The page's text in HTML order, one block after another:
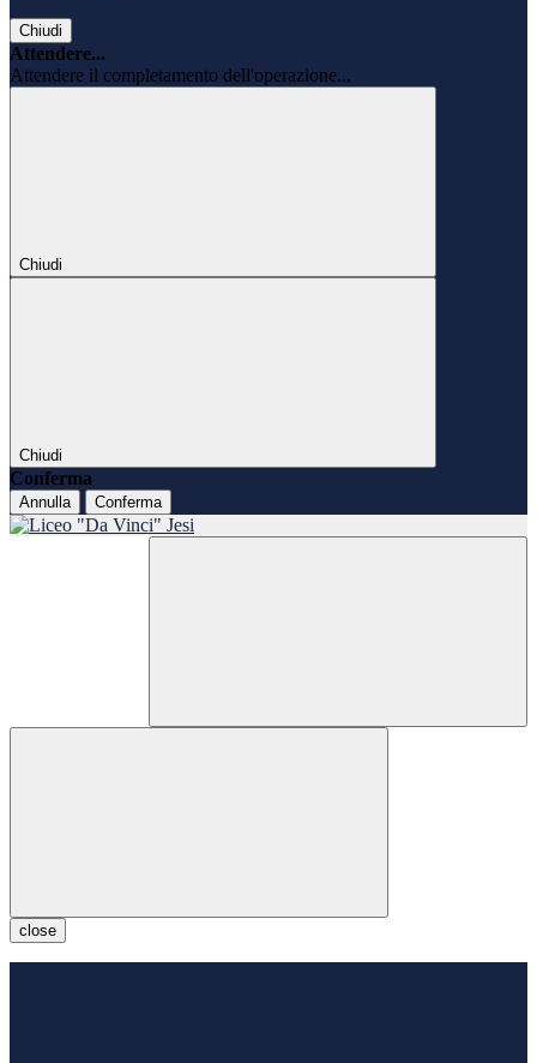
Chiudi
Attendere...
Attendere il completamento dell'operazione...
Chiudi
Chiudi
Conferma
Annulla Conferma
close